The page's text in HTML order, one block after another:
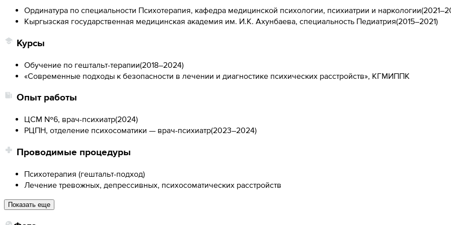
Ординатура по специальности Психотерапия, кафедра медицинской психологии, психиатрии и наркологии(
Кыргызская государственная медицинская академия им. И.К. Ахунбаева, специальность Педиатрия(2015–2021)
Курсы
Обучение по гештальт-терапии(2018–2024)
«Современные подходы к безопасности в лечении и диагностике психических расстройств», КГМИППК
Опыт работы
ЦСМ №6, врач-психиатр(2024)
РЦПН, отделение психосоматики — врач-психиатр(2023–2024)
Проводимые процедуры
Психотерапия (гештальт-подход)
Лечение тревожных, депрессивных, психосоматических расстройств
Показать еще